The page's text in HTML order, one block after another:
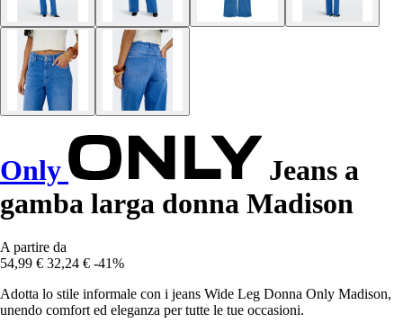
Only
Jeans a
gamba larga donna Madison
A partire da
54,99 € 32,24 € -41%
Adotta lo stile informale con i jeans Wide Leg Donna Only Madison,
unendo comfort ed eleganza per tutte le tue occasioni.